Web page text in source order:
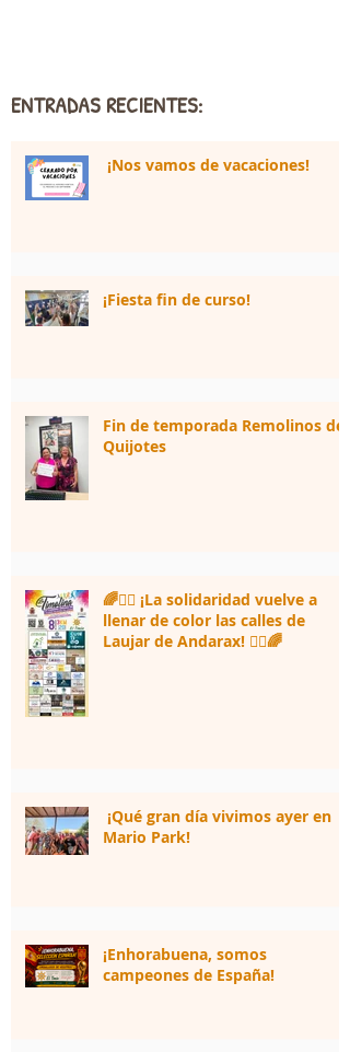
ENTRADAS RECIENTES:
¡Nos vamos de vacaciones!
¡Fiesta fin de curso!
Fin de temporada Remolinos de
Quijotes
🌈🏃‍♀️ ¡La solidaridad vuelve a
llenar de color las calles de
Laujar de Andarax! 🏃‍♂️🌈
¡Qué gran día vivimos ayer en
Mario Park!
¡Enhorabuena, somos
campeones de España!